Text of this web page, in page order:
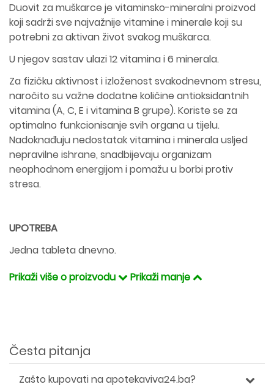
Duovit za muškarce je vitaminsko-mineralni proizvod
koji sadrži sve najvažnije vitamine i minerale koji su
potrebni za aktivan život svakog muškarca.
U njegov sastav ulazi 12 vitamina i 6 minerala.
Za fizičku aktivnost i izloženost svakodnevnom stresu,
naročito su važne dodatne količine antioksidantnih
vitamina (A, C, E i vitamina B grupe). Koriste se za
optimalno funkcionisanje svih organa u tijelu.
Nadoknađuju nedostatak vitamina i minerala usljed
nepravilne ishrane, snadbijevaju organizam
neophodnom energijom i pomažu u borbi protiv
stresa.
UPOTREBA
Jedna tableta dnevno.
Prikaži više o proizvodu
Prikaži manje
Česta pitanja
Zašto kupovati na apotekaviva24.ba?